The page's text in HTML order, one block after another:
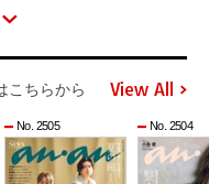
こちらから View All
No. 2505 No. 2504